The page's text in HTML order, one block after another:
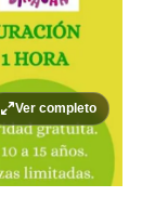
Ver completo